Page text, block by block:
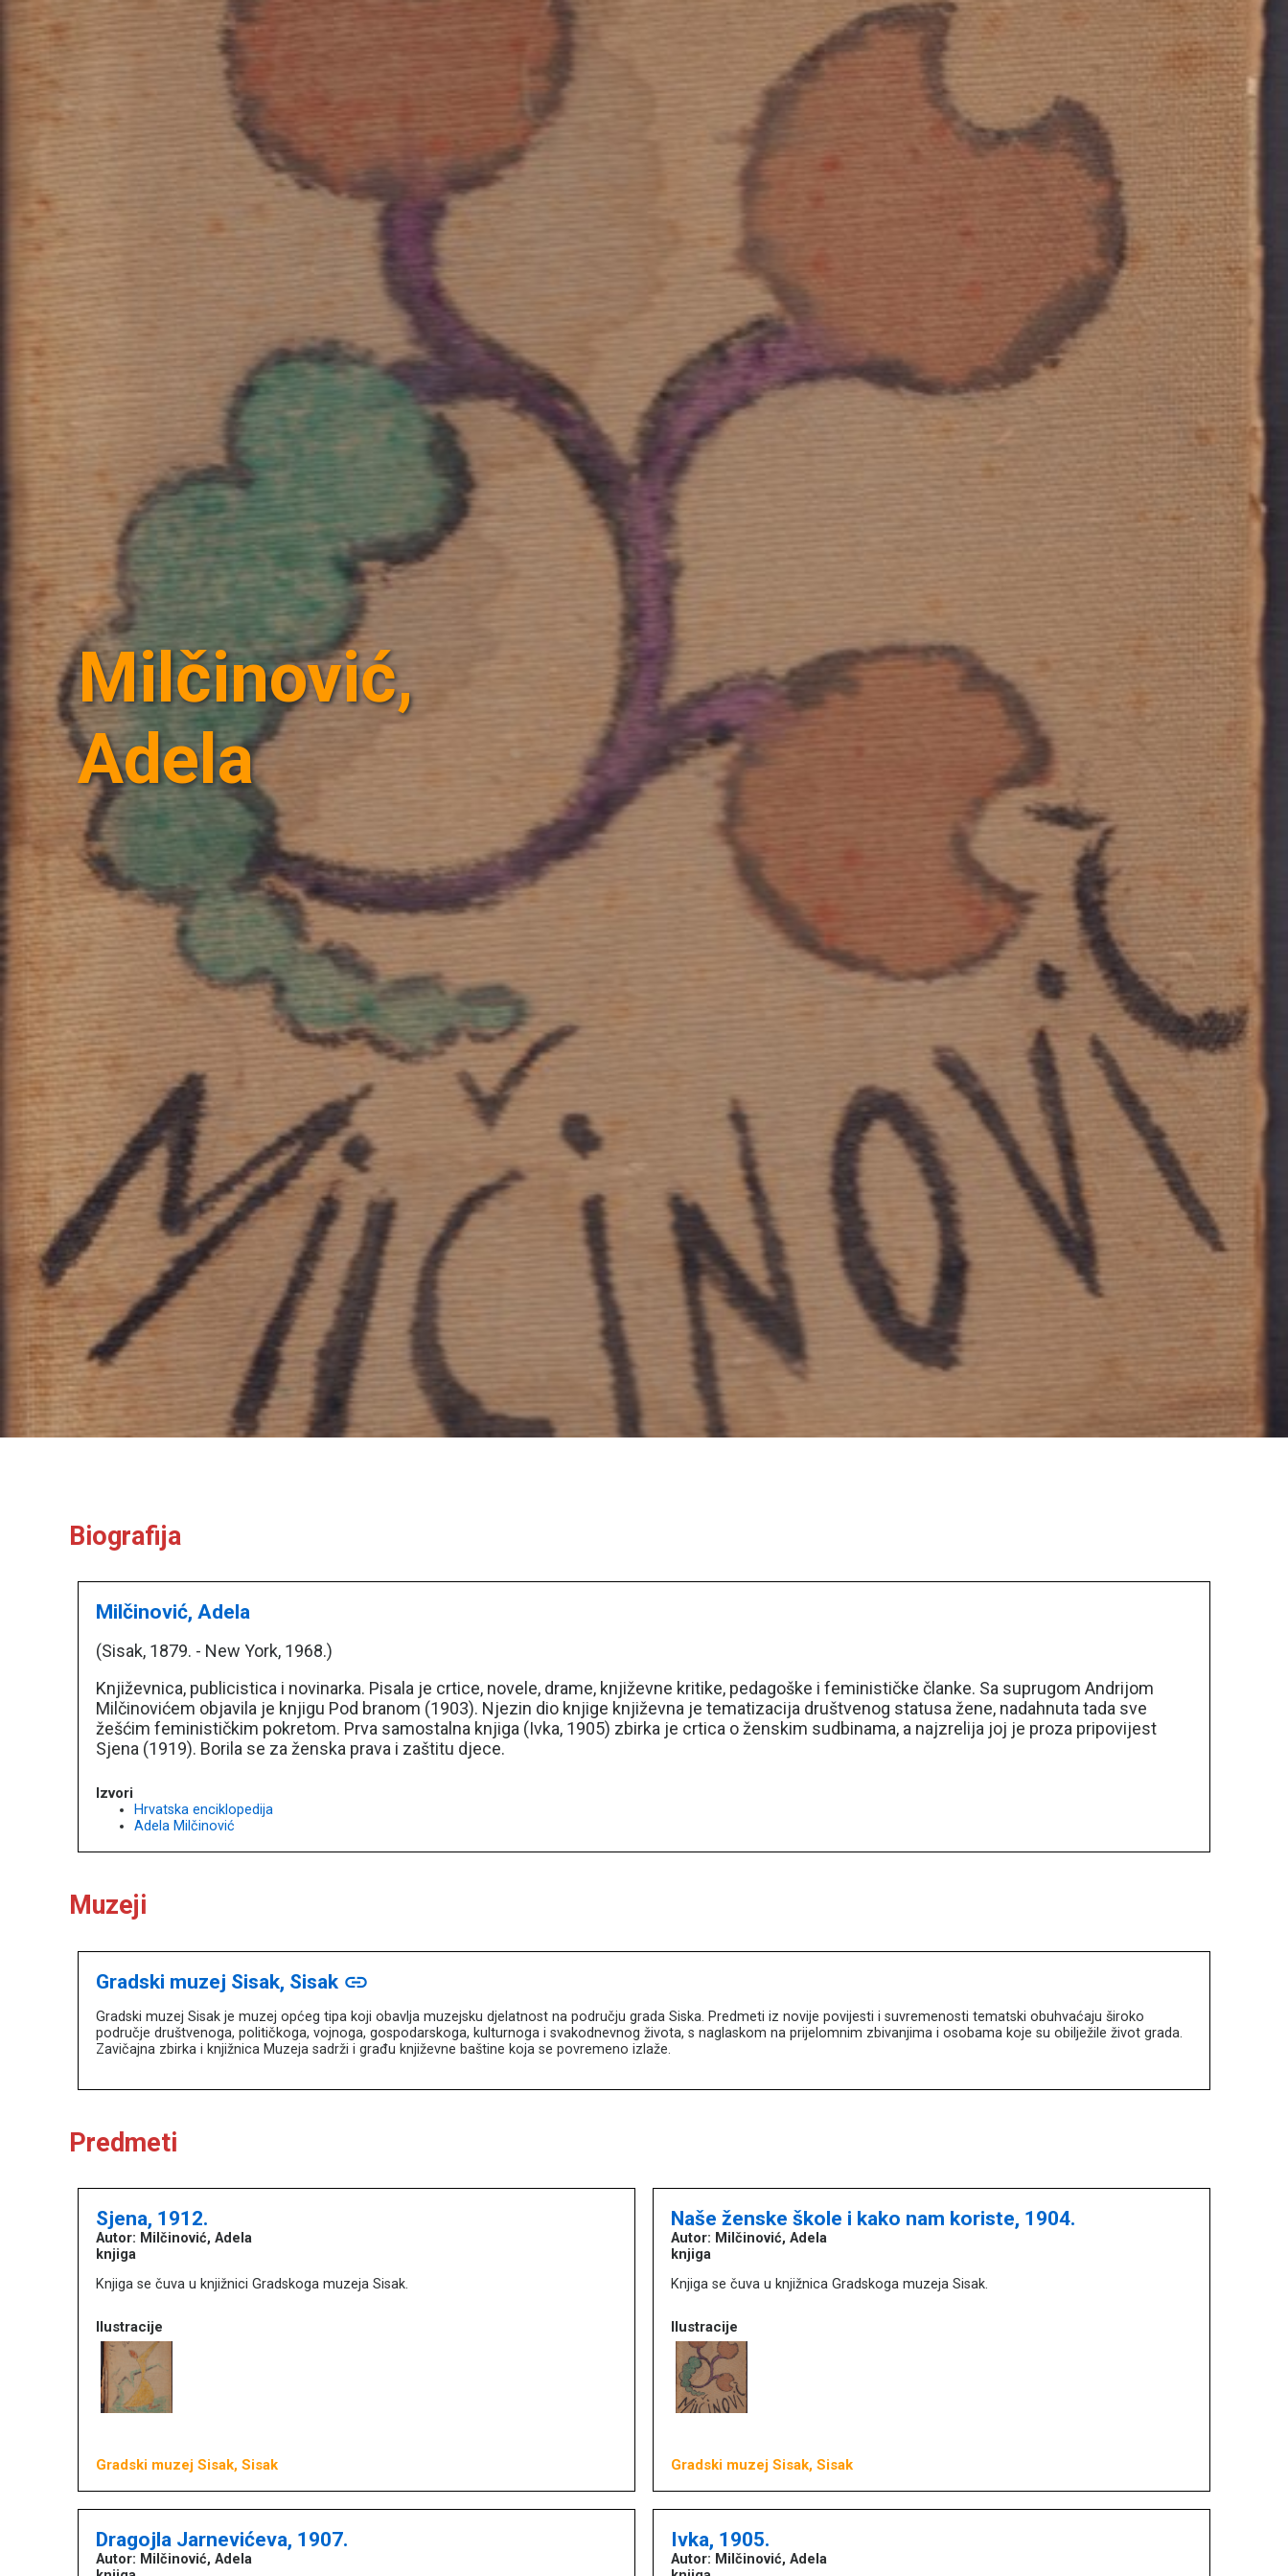
Milčinović,
Adela
Biografija
Milčinović, Adela
(Sisak, 1879. - New York, 1968.)
Književnica, publicistica i novinarka. Pisala je crtice, novele, drame, književne kritike, pedagoške i feminističke članke. Sa suprugom Andrijom
Milčinovićem objavila je knjigu Pod branom (1903). Njezin dio knjige književna je tematizacija društvenog statusa žene, nadahnuta tada sve
žešćim feminističkim pokretom. Prva samostalna knjiga (Ivka, 1905) zbirka je crtica o ženskim sudbinama, a najzrelija joj je proza pripovijest
Sjena (1919). Borila se za ženska prava i zaštitu djece.
Izvori
Hrvatska enciklopedija
Adela Milčinović
Muzeji
Gradski muzej Sisak, Sisak link
Gradski muzej Sisak je muzej općeg tipa koji obavlja muzejsku djelatnost na području grada Siska. Predmeti iz novije povijesti i suvremenosti tematski obuhvaćaju široko
područje društvenoga, političkoga, vojnoga, gospodarskoga, kulturnoga i svakodnevnog života, s naglaskom na prijelomnim zbivanjima i osobama koje su obilježile život grada.
Zavičajna zbirka i knjižnica Muzeja sadrži i građu književne baštine koja se povremeno izlaže.
Predmeti
Sjena, 1912.
Autor: Milčinović, Adela
knjiga
Knjiga se čuva u knjižnici Gradskoga muzeja Sisak.
Ilustracije
Gradski muzej Sisak, Sisak
Naše ženske škole i kako nam koriste, 1904.
Autor: Milčinović, Adela
knjiga
Knjiga se čuva u knjižnica Gradskoga muzeja Sisak.
Ilustracije
Gradski muzej Sisak, Sisak
Dragojla Jarnevićeva, 1907.
Autor: Milčinović, Adela
Ivka, 1905.
Autor: Milčinović, Adela
Književna baština u muzejima